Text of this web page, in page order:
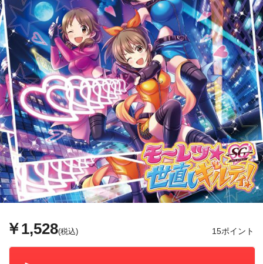
￥1,528(税込) 15ポイント